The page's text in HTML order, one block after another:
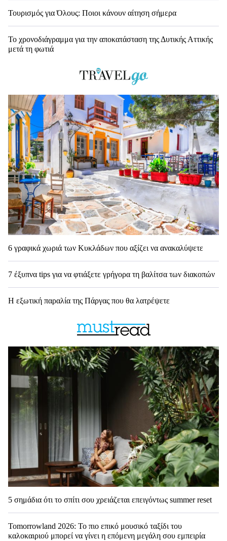
Τουρισμός για Όλους: Ποιοι κάνουν αίτηση σήμερα
Το χρονοδιάγραμμα για την αποκατάσταση της Δυτικής Αττικής
μετά τη φωτιά
6 γραφικά χωριά των Κυκλάδων που αξίζει να ανακαλύψετε
7 έξυπνα tips για να φτιάξετε γρήγορα τη βαλίτσα των διακοπών
Η εξωτική παραλία της Πάργας που θα λατρέψετε
5 σημάδια ότι το σπίτι σου χρειάζεται επειγόντως summer reset
Tomorrowland 2026: Το πιο επικό μουσικό ταξίδι του
καλοκαιριού μπορεί να γίνει η επόμενη μεγάλη σου εμπειρία